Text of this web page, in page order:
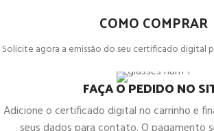
COMO COMPRAR
Solicite agora a emissão do seu certificado digital
FAÇA O PEDIDO NO
Adicione o certificado digital no carrinho e